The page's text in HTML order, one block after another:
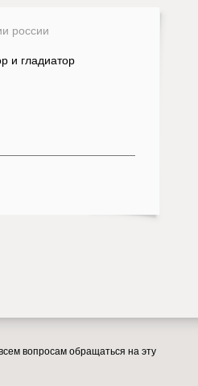
россии
и гладиатор
вопросам обращаться на эту